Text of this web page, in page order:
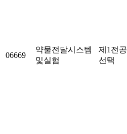
06669
약물전달시스템
및실험
제1전공
선택